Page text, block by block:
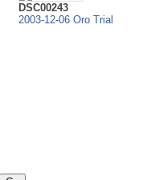
DSC00243
2003-12-06 Oro Trial